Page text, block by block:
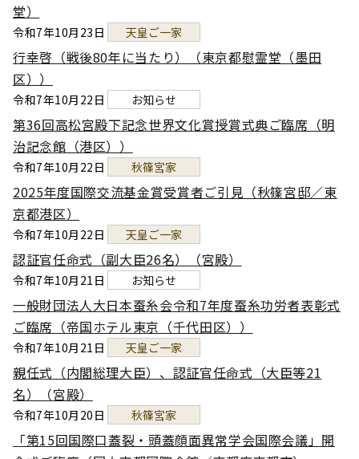
堂）
令和7年10月23日 天皇ご一家
行幸啓（戦後80年に当たり）（東京都慰霊堂（墨田
区））
令和7年10月22日 お知らせ
第36回高松宮殿下記念世界文化賞授賞式典ご臨席（明
治記念館（港区））
令和7年10月22日 秋篠宮家
2025年度国際交流基金賞受賞者ご引見（秋篠宮邸／東
京都港区）
令和7年10月22日 天皇ご一家
認証官任命式（副大臣26名）（宮殿）
令和7年10月21日 お知らせ
一般財団法人大日本蚕糸会令和7年度蚕糸功労者表彰式
ご臨席（帝国ホテル東京（千代田区））
令和7年10月21日 天皇ご一家
親任式（内閣総理大臣）、認証官任命式（大臣等21
名）（宮殿）
令和7年10月20日 秋篠宮家
「第15回国際口蓋裂・頭蓋顔面異常学会国際会議」開